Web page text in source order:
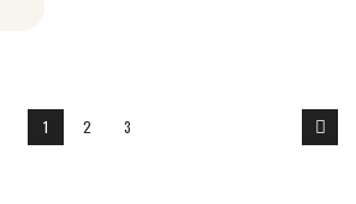
1 2 3